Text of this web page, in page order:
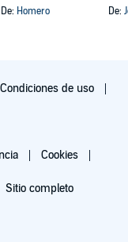
De: Homero
De:
Condiciones de uso
Cookies
Sitio completo